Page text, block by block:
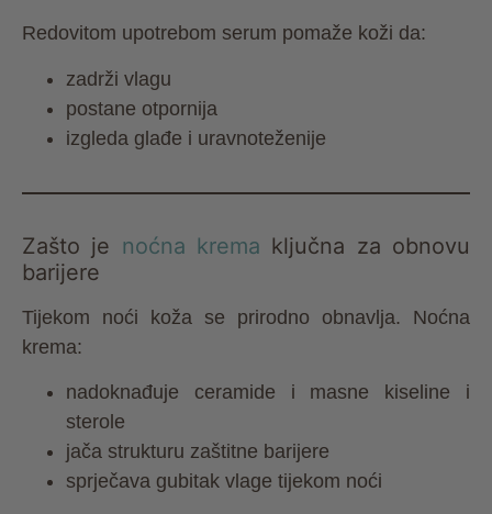
Redovitom upotrebom serum pomaže koži da:
zadrži vlagu
postane otpornija
izgleda glađe i uravnoteženije
Zašto je noćna krema ključna za obnovu
barijere
Tijekom noći koža se prirodno obnavlja. Noćna
krema:
nadoknađuje ceramide i masne kiseline i
sterole
jača strukturu zaštitne barijere
sprječava gubitak vlage tijekom noći